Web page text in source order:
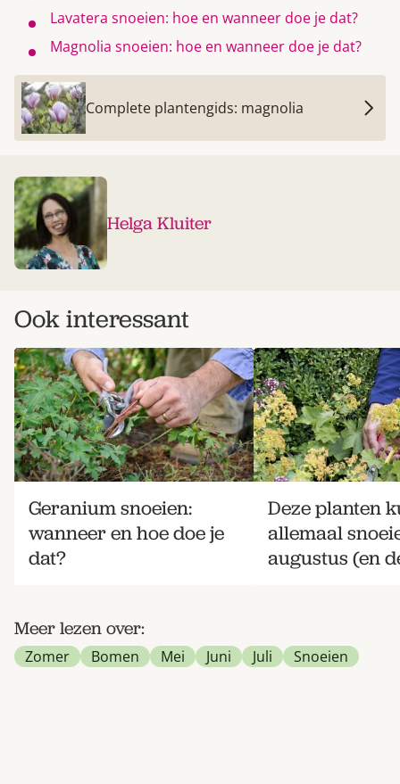
Lavatera snoeien: hoe en wanneer doe je dat?
Magnolia snoeien: hoe en wanneer doe je dat?
Complete plantengids: magnolia
Helga Kluiter
Ook interessant
Geranium snoeien:
wanneer en hoe doe je
dat?
Deze planten
allemaal
augustus (en
Meer lezen over:
Zomer Bomen Mei Juni Juli Snoeien